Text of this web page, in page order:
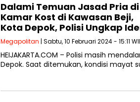
Dalami Temuan Jasad Pria di
Kamar Kost di Kawasan Beji,
Kota Depok, Polisi Ungkap
Megapolitan | Sabtu, 10 Februari 2024 - 15:11
HEIJAKARTA.COM – Polisi masih
Depok. Saat ditemukan, kondisi mayat